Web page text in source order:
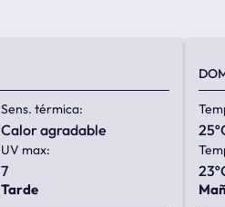
Sens. térmica:
calor agradable
UV max:
7
Tarde